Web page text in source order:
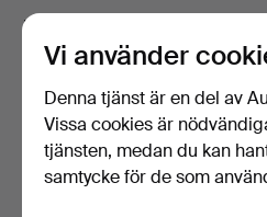
Här är föremål från
matchar din
Visa alla föremål
Vi använder
Denna tjänst är en del av
Vissa cookies är
tjänsten, medan du kan
samtycke för de som